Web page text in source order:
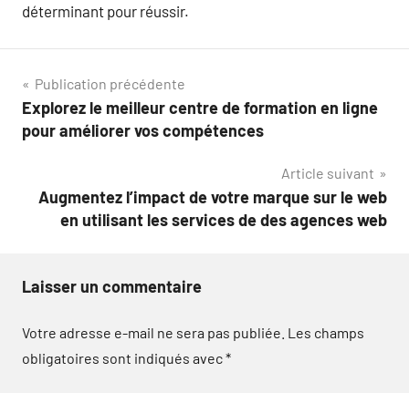
déterminant pour réussir.
Navigation
de
Publication précédente
Explorez le meilleur centre de formation en ligne
pour améliorer vos compétences
Article suivant
Augmentez l’impact de votre marque sur le web
en utilisant les services de des agences web
Laisser un commentaire
Votre adresse e-mail ne sera pas publiée. Les champs
obligatoires sont indiqués avec*